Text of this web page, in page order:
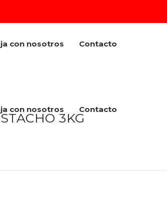
con nosotros Contacto
con nosotros Contacto
3KG